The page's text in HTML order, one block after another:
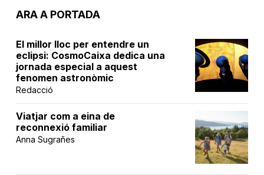
ARA A PORTADA
El millor lloc per entendre un
eclipsi: CosmoCaixa dedica una
jornada especial a aquest
fenomen astronòmic
Redacció
Viatjar com a eina de
reconnexió familiar
Anna Sugrañes